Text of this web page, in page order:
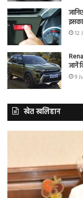
12
जानें
9
खेत खलिहान